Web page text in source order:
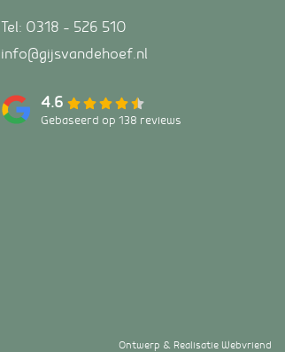
Tel: 0318 – 526 510
info@gijsvandehoef.nl
4.6
Gebaseerd op 138 reviews
Ontwerp & Realisatie Webvriend